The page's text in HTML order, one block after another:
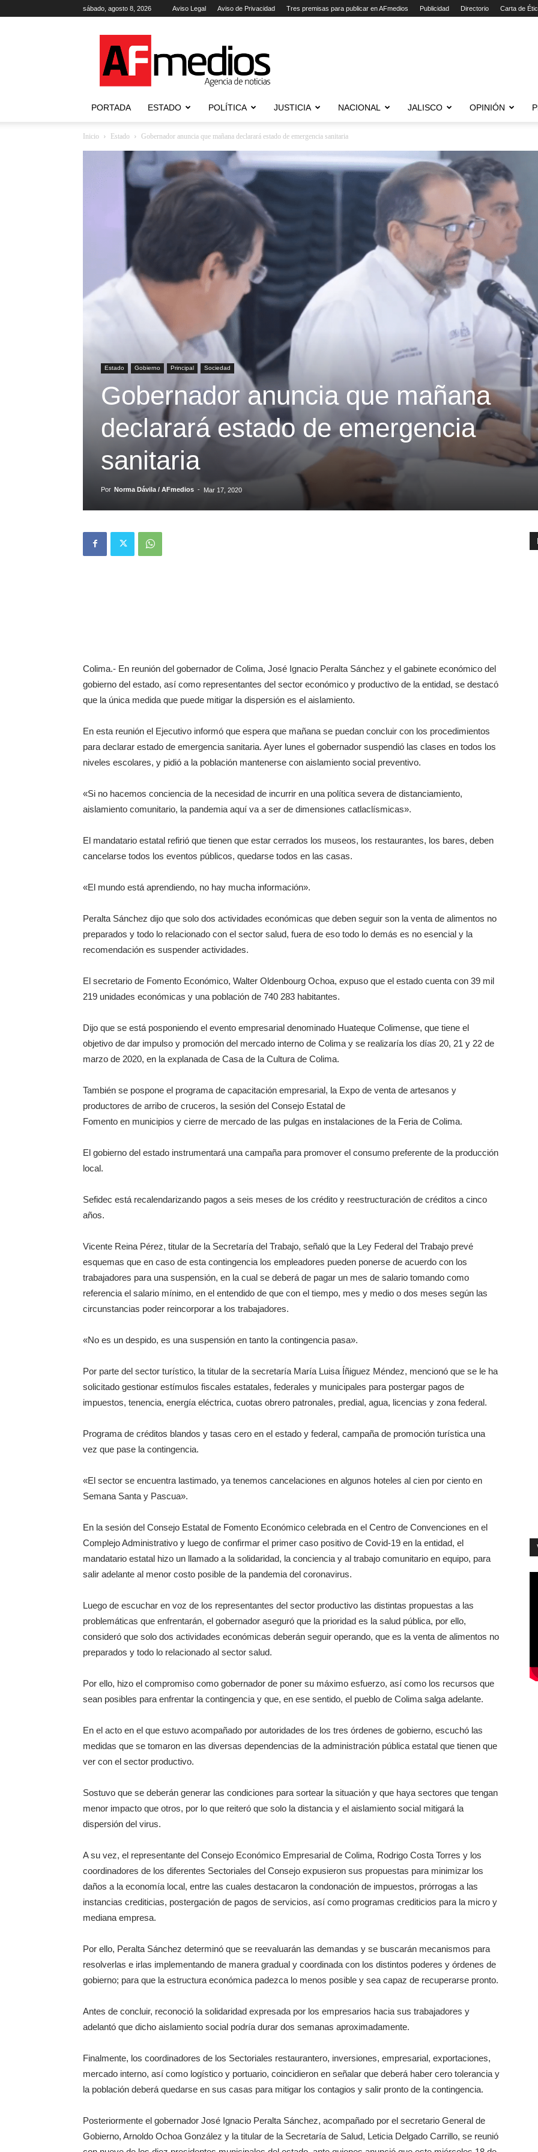
sábado, agosto 8, 2026 Aviso Legal Aviso de Privacidad Tres premisas para publicar en AFmedios Publicidad Directorio Carta de
Agencia
de
Noticias
PORTADA ESTADO POLÍTICA JUSTICIA NACIONAL JALISCO OPINIÓN
Inicio Estado Gobernador anuncia que mañana declarará estado de emergencia sanitaria
Estado Gobierno Principal Sociedad
Gobernador anuncia que mañana
declarará estado de emergencia
sanitaria
Por Norma Dávila / AFmedios - Mar 17, 2020
Colima.- En reunión del gobernador de Colima, José Ignacio Peralta Sánchez y el gabinete económico del
gobierno del estado, así como representantes del sector económico y productivo de la entidad, se destacó
que la única medida que puede mitigar la dispersión es el aislamiento.
En esta reunión el Ejecutivo informó que espera que mañana se puedan concluir con los procedimientos
para declarar estado de emergencia sanitaria. Ayer lunes el gobernador suspendió las clases en todos los
niveles escolares, y pidió a la población mantenerse con aislamiento social preventivo.
«Si no hacemos conciencia de la necesidad de incurrir en una política severa de distanciamiento,
aislamiento comunitario, la pandemia aquí va a ser de dimensiones catlaclísmicas».
El mandatario estatal refirió que tienen que estar cerrados los museos, los restaurantes, los bares, deben
cancelarse todos los eventos públicos, quedarse todos en las casas.
«El mundo está aprendiendo, no hay mucha información».
Peralta Sánchez dijo que solo dos actividades económicas que deben seguir son la venta de alimentos no
preparados y todo lo relacionado con el sector salud, fuera de eso todo lo demás es no esencial y la
recomendación es suspender actividades.
El secretario de Fomento Económico, Walter Oldenbourg Ochoa, expuso que el estado cuenta con 39 mil
219 unidades económicas y una población de 740 283 habitantes.
Dijo que se está posponiendo el evento empresarial denominado Huateque Colimense, que tiene el
objetivo de dar impulso y promoción del mercado interno de Colima y se realizaría los días 20, 21 y 22 de
marzo de 2020, en la explanada de Casa de la Cultura de Colima.
También se pospone el programa de capacitación empresarial, la Expo de venta de artesanos y
productores de arribo de cruceros, la sesión del Consejo Estatal de
Fomento en municipios y cierre de mercado de las pulgas en instalaciones de la Feria de Colima.
El gobierno del estado instrumentará una campaña para promover el consumo preferente de la producción
local.
Sefidec está recalendarizando pagos a seis meses de los crédito y reestructuración de créditos a cinco
años.
Vicente Reina Pérez, titular de la Secretaría del Trabajo, señaló que la Ley Federal del Trabajo prevé
esquemas que en caso de esta contingencia los empleadores pueden ponerse de acuerdo con los
trabajadores para una suspensión, en la cual se deberá de pagar un mes de salario tomando como
referencia el salario mínimo, en el entendido de que con el tiempo, mes y medio o dos meses según las
circunstancias poder reincorporar a los trabajadores.
«No es un despido, es una suspensión en tanto la contingencia pasa».
Por parte del sector turístico, la titular de la secretaría María Luisa Íñiguez Méndez, mencionó que se le ha
solicitado gestionar estímulos fiscales estatales, federales y municipales para postergar pagos de
impuestos, tenencia, energía eléctrica, cuotas obrero patronales, predial, agua, licencias y zona federal.
Programa de créditos blandos y tasas cero en el estado y federal, campaña de promoción turística una
vez que pase la contingencia.
«El sector se encuentra lastimado, ya tenemos cancelaciones en algunos hoteles al cien por ciento en
Semana Santa y Pascua».
En la sesión del Consejo Estatal de Fomento Económico celebrada en el Centro de Convenciones en el
Complejo Administrativo y luego de confirmar el primer caso positivo de Covid-19 en la entidad, el
mandatario estatal hizo un llamado a la solidaridad, la conciencia y al trabajo comunitario en equipo, para
salir adelante al menor costo posible de la pandemia del coronavirus.
Luego de escuchar en voz de los representantes del sector productivo las distintas propuestas a las
problemáticas que enfrentarán, el gobernador aseguró que la prioridad es la salud pública, por ello,
consideró que solo dos actividades económicas deberán seguir operando, que es la venta de alimentos no
preparados y todo lo relacionado al sector salud.
Por ello, hizo el compromiso como gobernador de poner su máximo esfuerzo, así como los recursos que
sean posibles para enfrentar la contingencia y que, en ese sentido, el pueblo de Colima salga adelante.
En el acto en el que estuvo acompañado por autoridades de los tres órdenes de gobierno, escuchó las
medidas que se tomaron en las diversas dependencias de la administración pública estatal que tienen que
ver con el sector productivo.
Sostuvo que se deberán generar las condiciones para sortear la situación y que haya sectores que tengan
menor impacto que otros, por lo que reiteró que solo la distancia y el aislamiento social mitigará la
dispersión del virus.
A su vez, el representante del Consejo Económico Empresarial de Colima, Rodrigo Costa Torres y los
coordinadores de los diferentes Sectoriales del Consejo expusieron sus propuestas para minimizar los
daños a la economía local, entre las cuales destacaron la condonación de impuestos, prórrogas a las
instancias crediticias, postergación de pagos de servicios, así como programas crediticios para la micro y
mediana empresa.
Por ello, Peralta Sánchez determinó que se reevaluarán las demandas y se buscarán mecanismos para
resolverlas e irlas implementando de manera gradual y coordinada con los distintos poderes y órdenes de
gobierno; para que la estructura económica padezca lo menos posible y sea capaz de recuperarse pronto.
Antes de concluir, reconoció la solidaridad expresada por los empresarios hacia sus trabajadores y
adelantó que dicho aislamiento social podría durar dos semanas aproximadamente.
Finalmente, los coordinadores de los Sectoriales restaurantero, inversiones, empresarial, exportaciones,
mercado interno, así como logístico y portuario, coincidieron en señalar que deberá haber cero tolerancia y
la población deberá quedarse en sus casas para mitigar los contagios y salir pronto de la contingencia.
Posteriormente el gobernador José Ignacio Peralta Sánchez, acompañado por el secretario General de
Gobierno, Arnoldo Ochoa González y la titular de la Secretaría de Salud, Leticia Delgado Carrillo, se reunió